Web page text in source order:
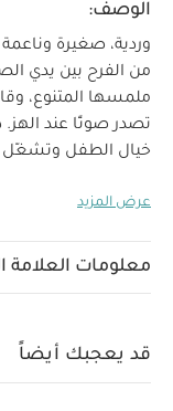
الوصف:
وردية، صغيرة
من الفرح بين يدي
ملمسها المتنوع،
تصدر صوتًا عند الهز.
خيال الطفل وتشغّل
ألوان زاهية جميلة،
فيل لطيف مع
جميع منتجات
البريطانية والأوروبية.
عرض المزيد
معلومات العلامة
قد يعجبك أيضاً